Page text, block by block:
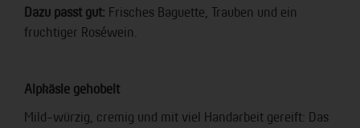
Dazu passt gut: Frisches Baguette, Trauben und ein
fruchtiger Roséwein.
Alpkäsle gehobelt
Mild-würzig, cremig und mit viel Handarbeit gereift: Das